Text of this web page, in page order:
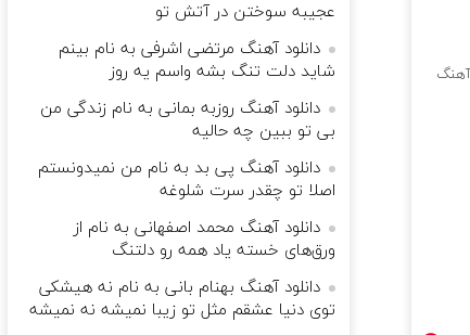
عجیبه سوختن در آتش تو
دانلود آهنگ مرتضی اشرفی به نام بینم
شاید دلت تنگ بشه واسم یه روز
دانلود آهنگ روزبه بمانی به نام زندگی من
بی تو ببین چه حالیه
دانلود آهنگ پی بد به نام من نمیدونستم
اصلا تو چقدر سرت شلوغه
دانلود آهنگ محمد اصفهانی به نام از
ورق‌های خسته یاد همه رو دلتنگ
دانلود آهنگ بهنام بانی به نام نه هیشکی
توی دنیا عشقم مثل تو زیبا نمیشه نه نمیشه